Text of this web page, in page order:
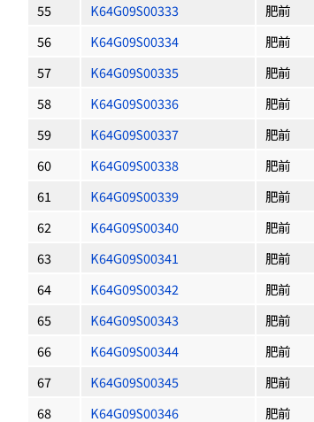
55
K64G09S00333 肥前
56
K64G09S00334 肥前
57
K64G09S00335 肥前
58
K64G09S00336 肥前
59
K64G09S00337 肥前
60
K64G09S00338 肥前
61
K64G09S00339 肥前
62
K64G09S00340 肥前
63
K64G09S00341 肥前
64
K64G09S00342 肥前
65
K64G09S00343 肥前
66
K64G09S00344 肥前
67
K64G09S00345 肥前
68
K64G09S00346 肥前